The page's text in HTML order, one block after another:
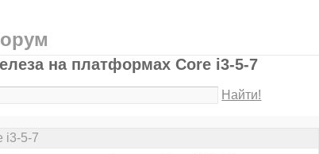
на платформах Core i3-5-7
Найти!
i3-5-7